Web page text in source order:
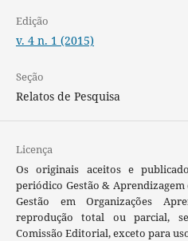
Edição
v. 4 n. 1 (2015)
Seção
Relatos de Pesquisa
Licença
Os originais aceitos e
periódico Gestão &
Gestão em Organizações
reprodução total ou parcial,
Comissão Editorial, exceto para